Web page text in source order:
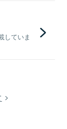
していま